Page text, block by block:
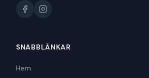
SNABBLÄNKAR
Hem